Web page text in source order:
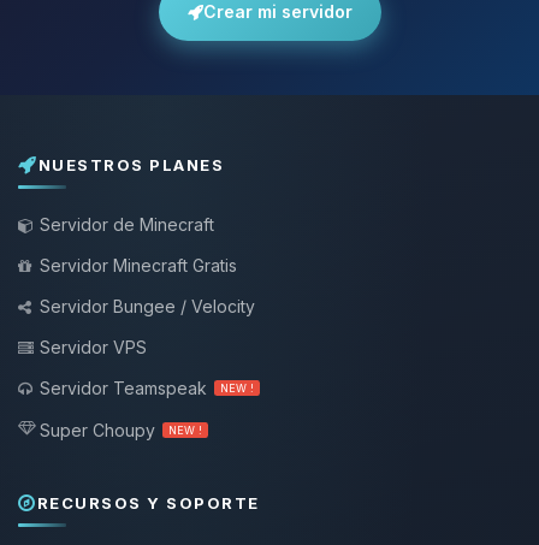
Crear mi servidor
NUESTROS PLANES
Servidor de Minecraft
Servidor Minecraft Gratis
Servidor Bungee / Velocity
Servidor VPS
Servidor Teamspeak
NEW !
Super Choupy NEW !
RECURSOS Y SOPORTE